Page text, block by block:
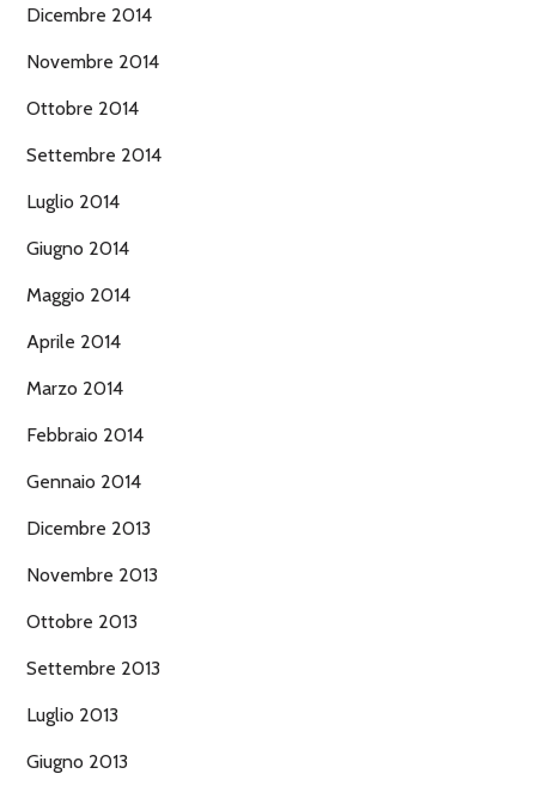
Dicembre 2014
Novembre 2014
Ottobre 2014
Settembre 2014
Luglio 2014
Giugno 2014
Maggio 2014
Aprile 2014
Marzo 2014
Febbraio 2014
Gennaio 2014
Dicembre 2013
Novembre 2013
Ottobre 2013
Settembre 2013
Luglio 2013
Giugno 2013